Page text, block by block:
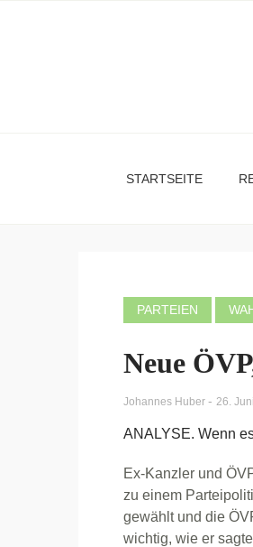
STARTSEITE
PARTEIEN
Neue
Johannes Huber - 26.
ANALYSE. Wenn
Ex-Kanzler und
zu einem
gewählt und die
wichtig, wie er